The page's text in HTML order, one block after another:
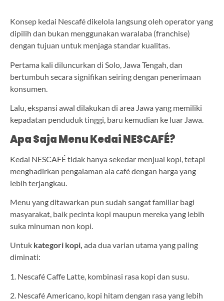
Konsep kedai Nescafé dikelola langsung oleh operator yang
dipilih dan bukan menggunakan waralaba (franchise)
dengan tujuan untuk menjaga standar kualitas.
Pertama kali diluncurkan di Solo, Jawa Tengah, dan
bertumbuh secara signifikan seiring dengan penerimaan
konsumen.
Lalu, ekspansi awal dilakukan di area Jawa yang memiliki
kepadatan penduduk tinggi, baru kemudian ke luar Jawa.
Apa Saja Menu Kedai NESCAFÉ?
Kedai NESCAFÉ tidak hanya sekedar menjual kopi, tetapi
menghadirkan pengalaman ala café dengan harga yang
lebih terjangkau.
Menu yang ditawarkan pun sudah sangat familiar bagi
masyarakat, baik pecinta kopi maupun mereka yang lebih
suka minuman non kopi.
Untuk kategori kopi, ada dua varian utama yang paling
diminati:
1. Nescafé Caffe Latte, kombinasi rasa kopi dan susu.
2. Nescafé Americano, kopi hitam dengan rasa yang lebih